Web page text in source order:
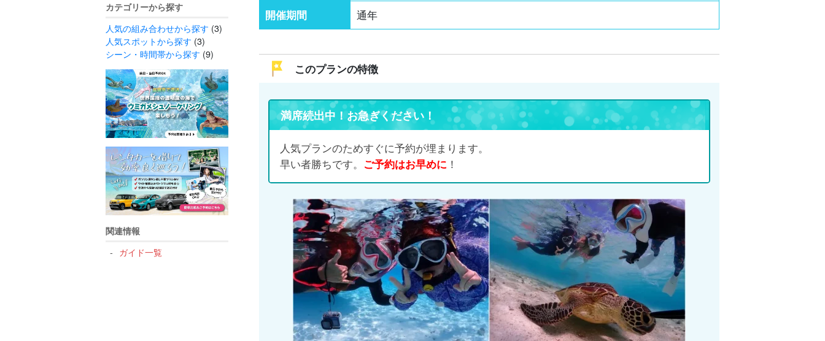
カテゴリーから探す
人気の組み合わせから探す (3)
人気スポットから探す (3)
シーン・時間帯から探す (9)
関連情報
ガイド一覧
開催期間
通年
このプランの特徴
満席続出中！お急ぎください！
人気プランのためすぐに予約が埋まります。
早い者勝ちです。 ご予約はお早めに ！